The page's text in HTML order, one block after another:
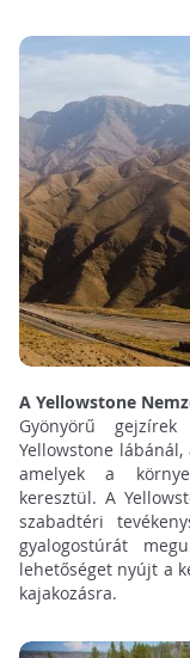
A Yellowstone
Gyönyörű
Yellowstone
amelyek a
keresztül. A
szabadtéri
gyalogostúrát
lehetőséget nyújt a
kajakozásra.